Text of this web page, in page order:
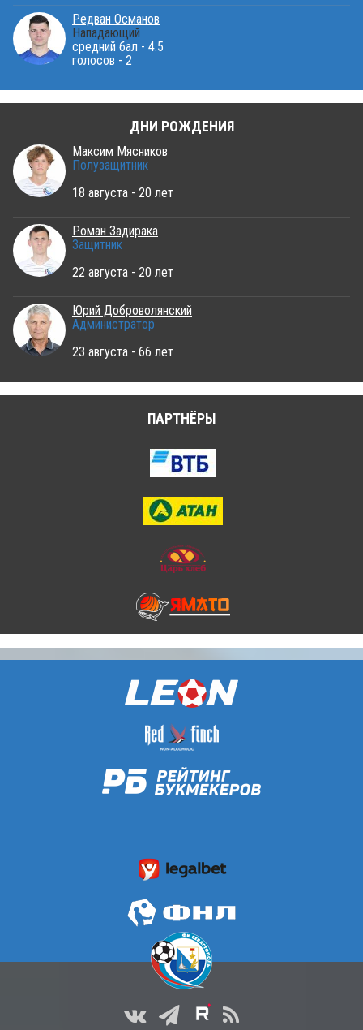
Редван Османов
Нападающий
средний бал - 4.5
голосов - 2
ДНИ РОЖДЕНИЯ
Максим Мясников
Полузащитник
18 августа - 20 лет
Роман Задирака
Защитник
22 августа - 20 лет
Юрий Доброволянский
Администратор
23 августа - 66 лет
ПАРТНЁРЫ